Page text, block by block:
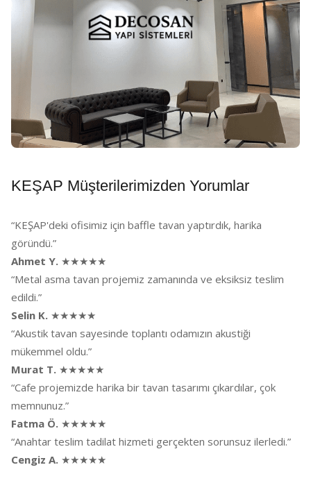
KEŞAP Müşterilerimizden Yorumlar
“KEŞAP'deki ofisimiz için baffle tavan yaptırdık, harika
göründü.”
Ahmet Y. ★★★★★
“Metal asma tavan projemiz zamanında ve eksiksiz teslim
edildi.”
Selin K. ★★★★★
“Akustik tavan sayesinde toplantı odamızın akustiği
mükemmel oldu.”
Murat T. ★★★★★
“Cafe projemizde harika bir tavan tasarımı çıkardılar, çok
memnunuz.”
Fatma Ö. ★★★★★
“Anahtar teslim tadilat hizmeti gerçekten sorunsuz ilerledi.”
Cengiz A. ★★★★★